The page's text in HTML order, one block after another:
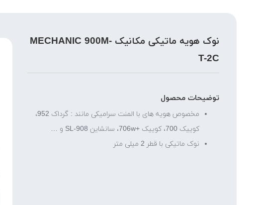
نوک هویه ماتیکی مکانیک MECHANIC 900M-
T-2C
توضیحات محصول
مخصوص هویه های با المنت سرامیکی مانند : گرداک 952،
کوییک 700، کوییک +706w، سانشاین SL-908 و …
نوک ماتیکی با قطر 2 میلی متر